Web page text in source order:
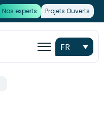
Nos experts Projets Ouverts
FR